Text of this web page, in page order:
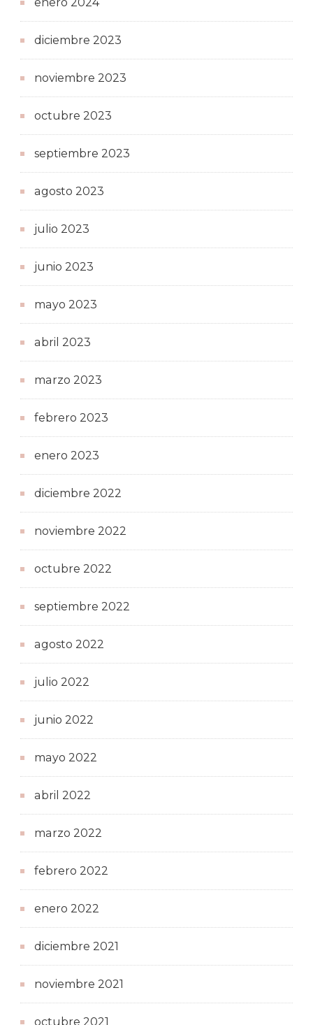
diciembre 2023
noviembre 2023
octubre 2023
septiembre 2023
agosto 2023
julio 2023
junio 2023
mayo 2023
abril 2023
marzo 2023
febrero 2023
enero 2023
diciembre 2022
noviembre 2022
octubre 2022
septiembre 2022
agosto 2022
julio 2022
junio 2022
mayo 2022
abril 2022
marzo 2022
febrero 2022
enero 2022
diciembre 2021
noviembre 2021
octubre 2021